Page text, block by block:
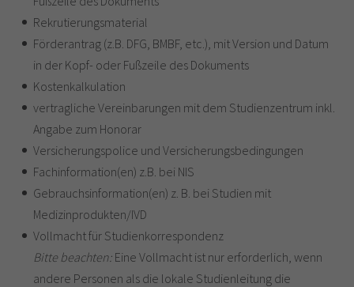
Rekrutierungsmaterial
Förderantrag (z.B. DFG, BMBF, etc.), mit Version und Datum
in der Kopf- oder Fußzeile des Dokuments
Kostenkalkulation
vertragliche Vereinbarungen mit dem Studienzentrum inkl.
Angabe zum Honorar
Versicherungspolice und Versicherungsbedingungen
Fachinformation(en) z.B. bei NIS
Gebrauchsinformation(en) z. B. bei Studien mit
Medizinprodukten/IVD
Vollmacht für Studienkorrespondenz
Bitte beachten: Eine Vollmacht ist nur erforderlich, wenn
andere Personen als die lokale Studienleitung die